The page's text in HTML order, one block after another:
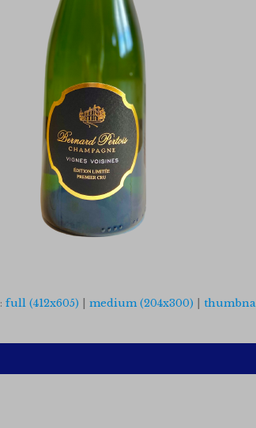
: full (412x605) medium (204x300)